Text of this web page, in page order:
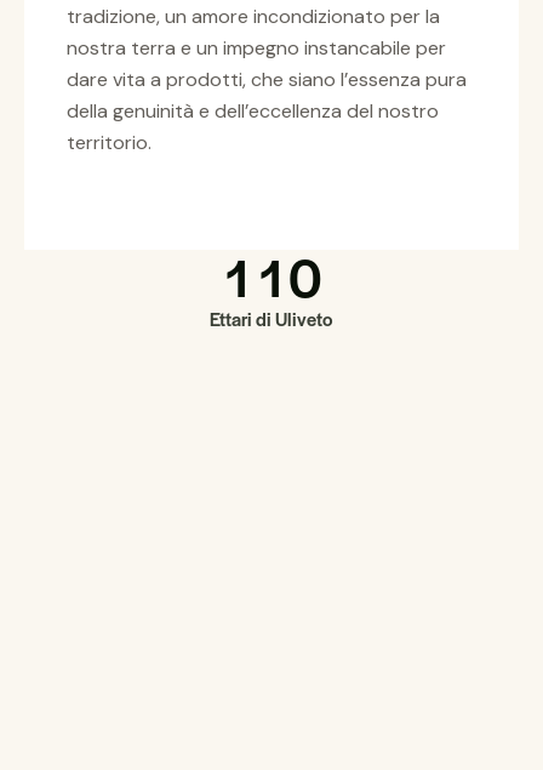
tradizione, un amore incondizionato per la
nostra terra e un impegno instancabile per
dare vita a prodotti, che siano l’essenza pura
della genuinità e dell’eccellenza del nostro
territorio.
1 10
Ettari di Uliveto